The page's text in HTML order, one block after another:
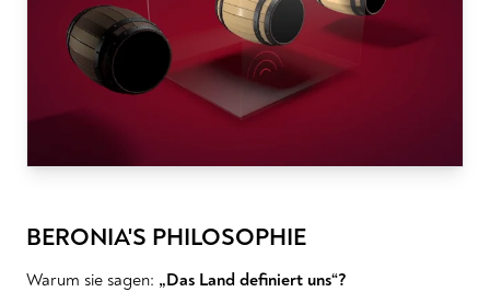
BERONIA'S PHILOSOPHIE
Warum sie sagen: „Das Land definiert uns“?